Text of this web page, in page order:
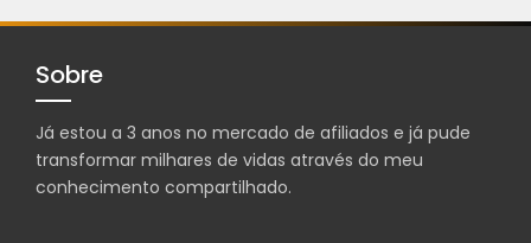
Sobre
Já estou a 3 anos no mercado de afiliados e já pude
transformar milhares de vidas através do meu
conhecimento compartilhado.